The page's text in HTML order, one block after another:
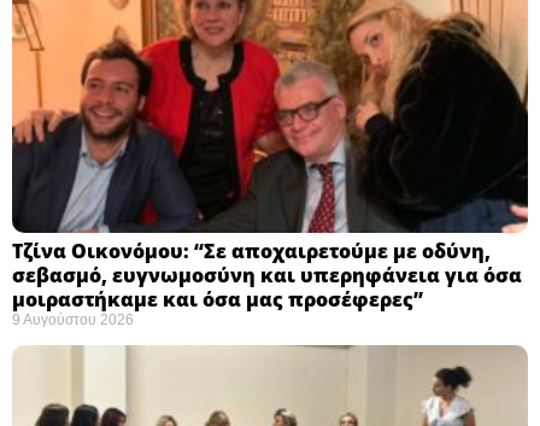
Τζίνα Οικονόμου: “Σε αποχαιρετούμε με οδύνη,
σεβασμό, ευγνωμοσύνη και υπερηφάνεια για όσα
μοιραστήκαμε και όσα μας προσέφερες”
9 Αυγούστου 2026